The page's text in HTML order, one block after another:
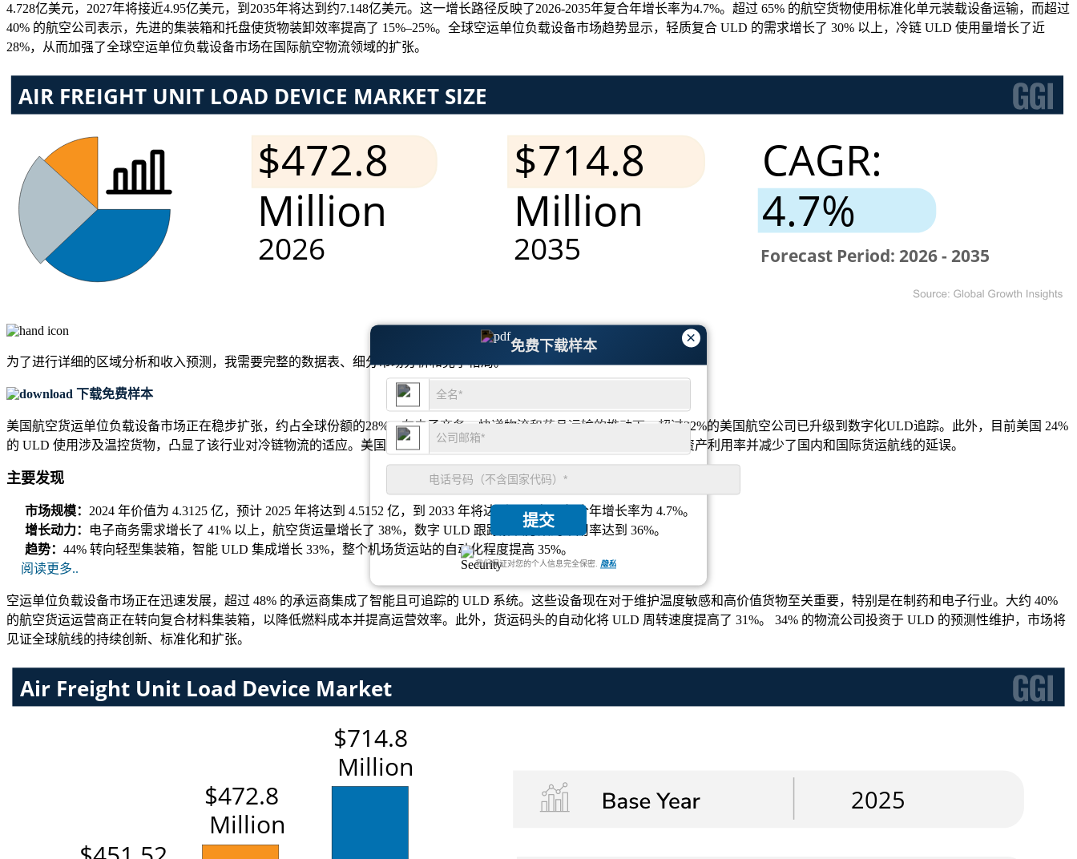
×
免费下载样本
提交
我们保证对您的个人信息完全保密. 隐私
4.728亿美元，2027年将接近4.95亿美元，到2035年将达到约7.148亿美元。这一增长路径反映了2026-2035年复合年增长率为4.7%。超过 65% 的航空货物使用标准化单元装载设备运输，而超过
40% 的航空公司表示，先进的集装箱和托盘使货物装卸效率提高了 15%–25%。全球空运单位负载设备市场趋势显示，轻质复合 ULD 的需求增长了 30% 以上，冷链 ULD 使用量增长了近
28%，从而加强了全球空运单位负载设备市场在国际航空物流领域的扩张。
为了进行详细的区域分析和收入预测，我需要完整的数据表、细分市场分析和竞争格局。
下载免费样本
美国航空货运单位负载设备市场正在稳步扩张，约占全球份额的28%。在电子商务、快递物流和药品运输的推动下，超过32%的美国航空公司已升级到数字化ULD追踪。此外，目前美国 24%
的 ULD 使用涉及温控货物，凸显了该行业对冷链物流的适应。美国领先承运商的智能集装箱使用量增长了 29%，提高了资产利用率并减少了国内和国际货运航线的延误。
主要发现
市场规模： 2024 年价值为 4.3125 亿，预计 2025 年将达到 4.5152 亿，到 2033 年将达到 6.52 亿，复合年增长率为 4.7%。
增长动力：
电子商务需求增长了 41% 以上，航空货运量增长了 38%，数字 ULD 跟踪解决方案的采用率达到 36%。
趋势： 44% 转向轻型集装箱，智能 ULD 集成增长 33%，整个机场货运站的自动化程度提高 35%。
阅读更多..
空运单位负载设备市场正在迅速发展，超过 48% 的承运商集成了智能且可追踪的 ULD 系统。这些设备现在对于维护温度敏感和高价值货物至关重要，特别是在制药和电子行业。大约 40%
的航空货运运营商正在转向复合材料集装箱，以降低燃料成本并提高运营效率。此外，货运码头的自动化将 ULD 周转速度提高了 31%。 34% 的物流公司投资于 ULD 的预测性维护，市场将
见证全球航线的持续创新、标准化和扩张。